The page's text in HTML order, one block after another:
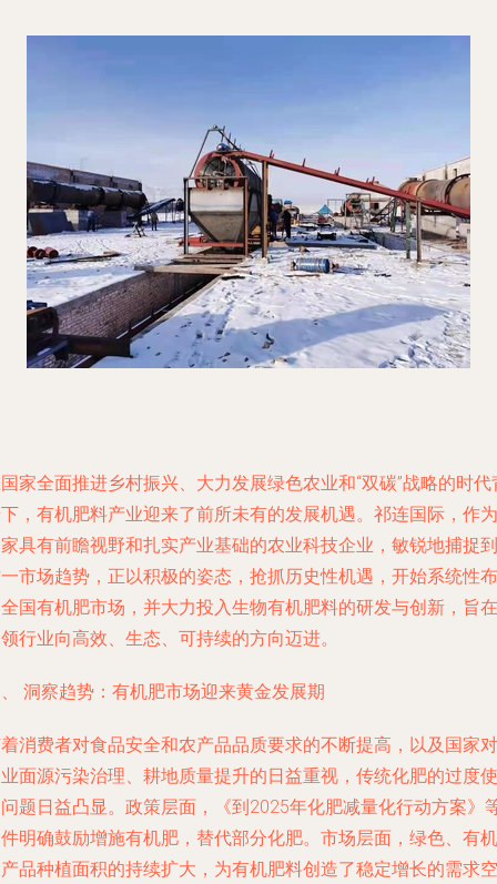
家全面推进乡村振兴、大力发展绿色农业和“双碳”战略的时代
，有机肥料产业迎来了前所未有的发展机遇。祁连国际，作为
具有前瞻视野和扎实产业基础的农业科技企业，敏锐地捕捉到
市场趋势，正以积极的姿态，抢抓历史性机遇，开始系统性布
国有机肥市场，并大力投入生物有机肥料的研发与创新，旨在
行业向高效、生态、可持续的方向迈进。
洞察趋势：有机肥市场迎来黄金发展期
消费者对食品安全和农产品品质要求的不断提高，以及国家对
面源污染治理、耕地质量提升的日益重视，传统化肥的过度使
题日益凸显。政策层面，《到2025年化肥减量化行动方案》
明确鼓励增施有机肥，替代部分化肥。市场层面，绿色、有机
品种植面积的持续扩大，为有机肥料创造了稳定增长的需求空